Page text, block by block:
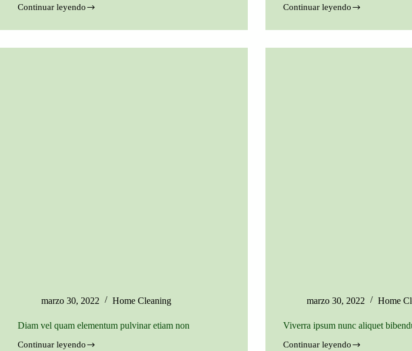
Continuar leyendo
Condimentum
pellentesque
Continuar leyendo
Diam
commodo
marzo 30, 2022 Home Cleaning
Diam vel quam elementum pulvinar etiam non
Continuar leyendo
Diam
marzo 30, 2022 Home
Viverra ipsum nunc aliquet
Continuar leyendo
Viverra